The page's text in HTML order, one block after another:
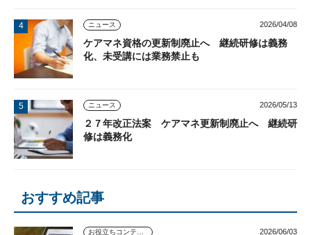
ニュース 2026/04/08
ケアマネ資格の更新制廃止へ 継続研修は義務
化、未受講には業務禁止も
ニュース 2026/05/13
２７年改正法案 ケアマネ更新制廃止へ 継続研
修は義務化
おすすめ記事
2026/06/03